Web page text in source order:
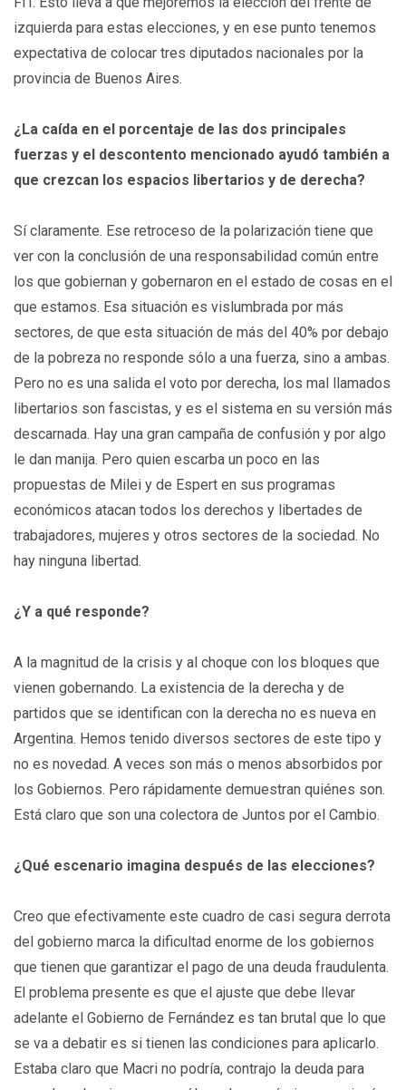
izquierda para estas elecciones, y en ese punto tenemos
expectativa de colocar tres diputados nacionales por la
provincia de Buenos Aires.
¿La caída en el porcentaje de las dos principales
fuerzas y el descontento mencionado ayudó también a
que crezcan los espacios libertarios y de derecha?
Sí claramente. Ese retroceso de la polarización tiene que
ver con la conclusión de una responsabilidad común entre
los que gobiernan y gobernaron en el estado de cosas en el
que estamos. Esa situación es vislumbrada por más
sectores, de que esta situación de más del 40% por debajo
de la pobreza no responde sólo a una fuerza, sino a ambas.
Pero no es una salida el voto por derecha, los mal llamados
libertarios son fascistas, y es el sistema en su versión más
descarnada. Hay una gran campaña de confusión y por algo
le dan manija. Pero quien escarba un poco en las
propuestas de Milei y de Espert en sus programas
económicos atacan todos los derechos y libertades de
trabajadores, mujeres y otros sectores de la sociedad. No
hay ninguna libertad.
¿Y a qué responde?
A la magnitud de la crisis y al choque con los bloques que
vienen gobernando. La existencia de la derecha y de
partidos que se identifican con la derecha no es nueva en
Argentina. Hemos tenido diversos sectores de este tipo y
no es novedad. A veces son más o menos absorbidos por
los Gobiernos. Pero rápidamente demuestran quiénes son.
Está claro que son una colectora de Juntos por el Cambio.
¿Qué escenario imagina después de las elecciones?
Creo que efectivamente este cuadro de casi segura derrota
del gobierno marca la dificultad enorme de los gobiernos
que tienen que garantizar el pago de una deuda fraudulenta.
El problema presente es que el ajuste que debe llevar
adelante el Gobierno de Fernández es tan brutal que lo que
se va a debatir es si tienen las condiciones para aplicarlo.
Estaba claro que Macri no podría, contrajo la deuda para